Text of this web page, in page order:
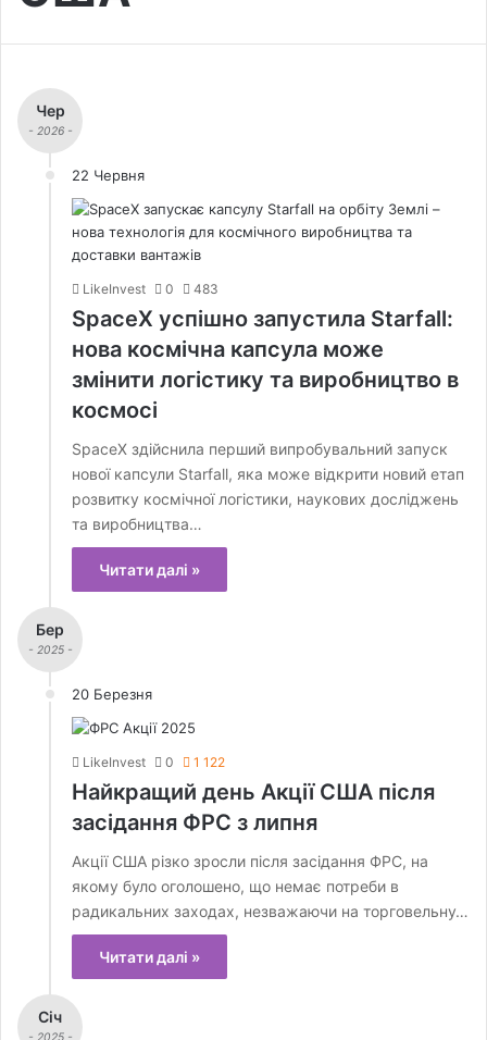
Чер
- 2026 -
22 Червня
LikeInvest 0 483
SpaceX успішно запустила Starfall:
нова космічна капсула може
змінити логістику та виробництво в
космосі
SpaceX здійснила перший випробувальний запуск
нової капсули Starfall, яка може відкрити новий етап
розвитку космічної логістики, наукових досліджень
та виробництва…
Читати далі »
Бер
- 2025 -
20 Березня
LikeInvest 0 1 122
Найкращий день Акції США після
засідання ФРС з липня
Акції США різко зросли після засідання ФРС, на
якому було оголошено, що немає потреби в
радикальних заходах, незважаючи на торговельну…
Читати далі »
Січ